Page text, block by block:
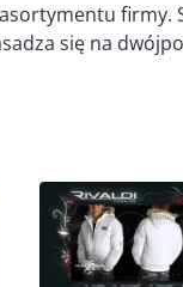
firmy.
się na